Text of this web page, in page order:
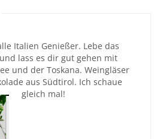
Italien Genießer. Lebe das
lass es dir gut gehen mit
und der Toskana. Weingläser
aus Südtirol. Ich schaue
gleich mal!